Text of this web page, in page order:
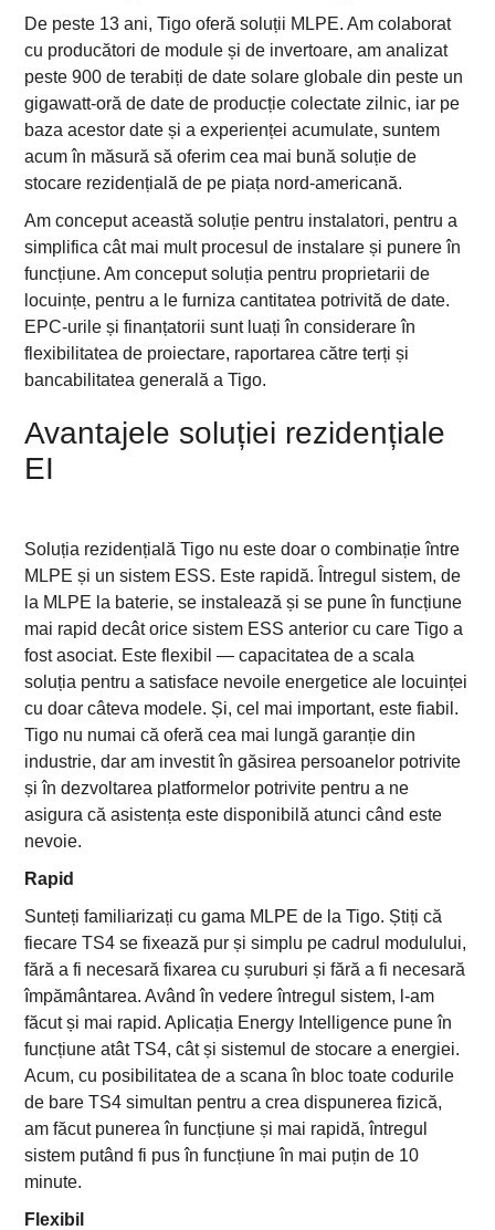
De peste 13 ani, Tigo oferă soluții MLPE. Am colaborat
cu producători de module și de invertoare, am analizat
peste 900 de terabiți de date solare globale din peste un
gigawatt-oră de date de producție colectate zilnic, iar pe
baza acestor date și a experienței acumulate, suntem
acum în măsură să oferim cea mai bună soluție de
stocare rezidențială de pe piața nord-americană.
Am conceput această soluție pentru instalatori, pentru a
simplifica cât mai mult procesul de instalare și punere în
funcțiune. Am conceput soluția pentru proprietarii de
locuințe, pentru a le furniza cantitatea potrivită de date.
EPC-urile și finanțatorii sunt luați în considerare în
flexibilitatea de proiectare, raportarea către terți și
bancabilitatea generală a Tigo.
Avantajele soluției rezidențiale
EI
Soluția rezidențială Tigo nu este doar o combinație între
MLPE și un sistem ESS. Este rapidă. Întregul sistem, de
la MLPE la baterie, se instalează și se pune în funcțiune
mai rapid decât orice sistem ESS anterior cu care Tigo a
fost asociat. Este flexibil — capacitatea de a scala
soluția pentru a satisface nevoile energetice ale locuinței
cu doar câteva modele. Și, cel mai important, este fiabil.
Tigo nu numai că oferă cea mai lungă garanție din
industrie, dar am investit în găsirea persoanelor potrivite
și în dezvoltarea platformelor potrivite pentru a ne
asigura că asistența este disponibilă atunci când este
nevoie.
Rapid
Sunteți familiarizați cu gama MLPE de la Tigo. Știți că
fiecare TS4 se fixează pur și simplu pe cadrul modulului,
fără a fi necesară fixarea cu șuruburi și fără a fi necesară
împământarea. Având în vedere întregul sistem, l-am
făcut și mai rapid. Aplicația Energy Intelligence pune în
funcțiune atât TS4, cât și sistemul de stocare a energiei.
Acum, cu posibilitatea de a scana în bloc toate codurile
de bare TS4 simultan pentru a crea dispunerea fizică,
am făcut punerea în funcțiune și mai rapidă, întregul
sistem putând fi pus în funcțiune în mai puțin de 10
minute.
Flexibil